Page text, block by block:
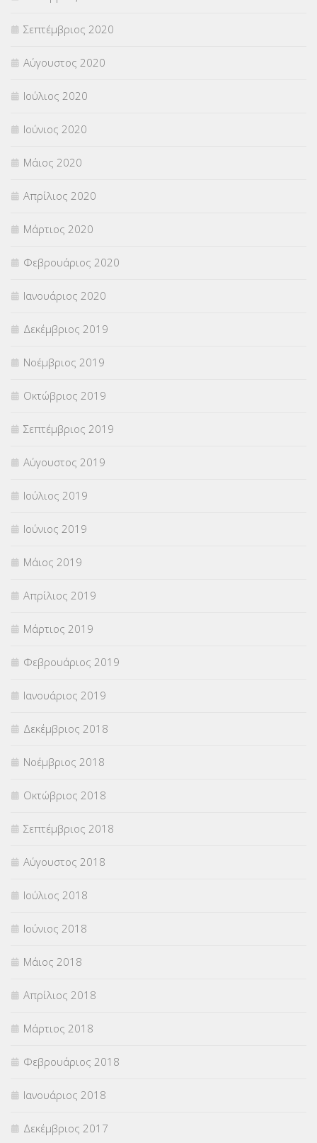
Σεπτέμβριος 2020
Αύγουστος 2020
Ιούλιος 2020
Ιούνιος 2020
Μάιος 2020
Απρίλιος 2020
Μάρτιος 2020
Φεβρουάριος 2020
Ιανουάριος 2020
Δεκέμβριος 2019
Νοέμβριος 2019
Οκτώβριος 2019
Σεπτέμβριος 2019
Αύγουστος 2019
Ιούλιος 2019
Ιούνιος 2019
Μάιος 2019
Απρίλιος 2019
Μάρτιος 2019
Φεβρουάριος 2019
Ιανουάριος 2019
Δεκέμβριος 2018
Νοέμβριος 2018
Οκτώβριος 2018
Σεπτέμβριος 2018
Αύγουστος 2018
Ιούλιος 2018
Ιούνιος 2018
Μάιος 2018
Απρίλιος 2018
Μάρτιος 2018
Φεβρουάριος 2018
Ιανουάριος 2018
Δεκέμβριος 2017